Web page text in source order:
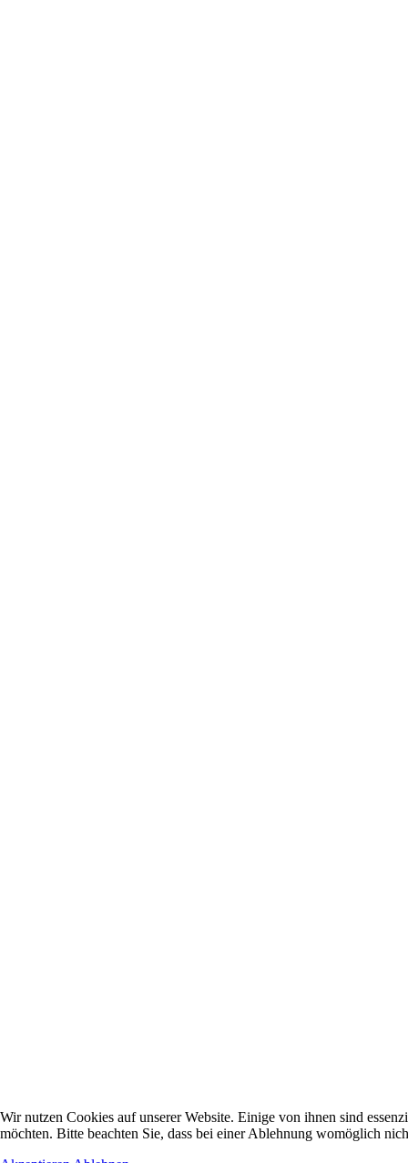
Wir nutzen Cookies auf unserer Website. Einige von ihnen sind
möchten. Bitte beachten Sie, dass bei einer Ablehnung womöglich